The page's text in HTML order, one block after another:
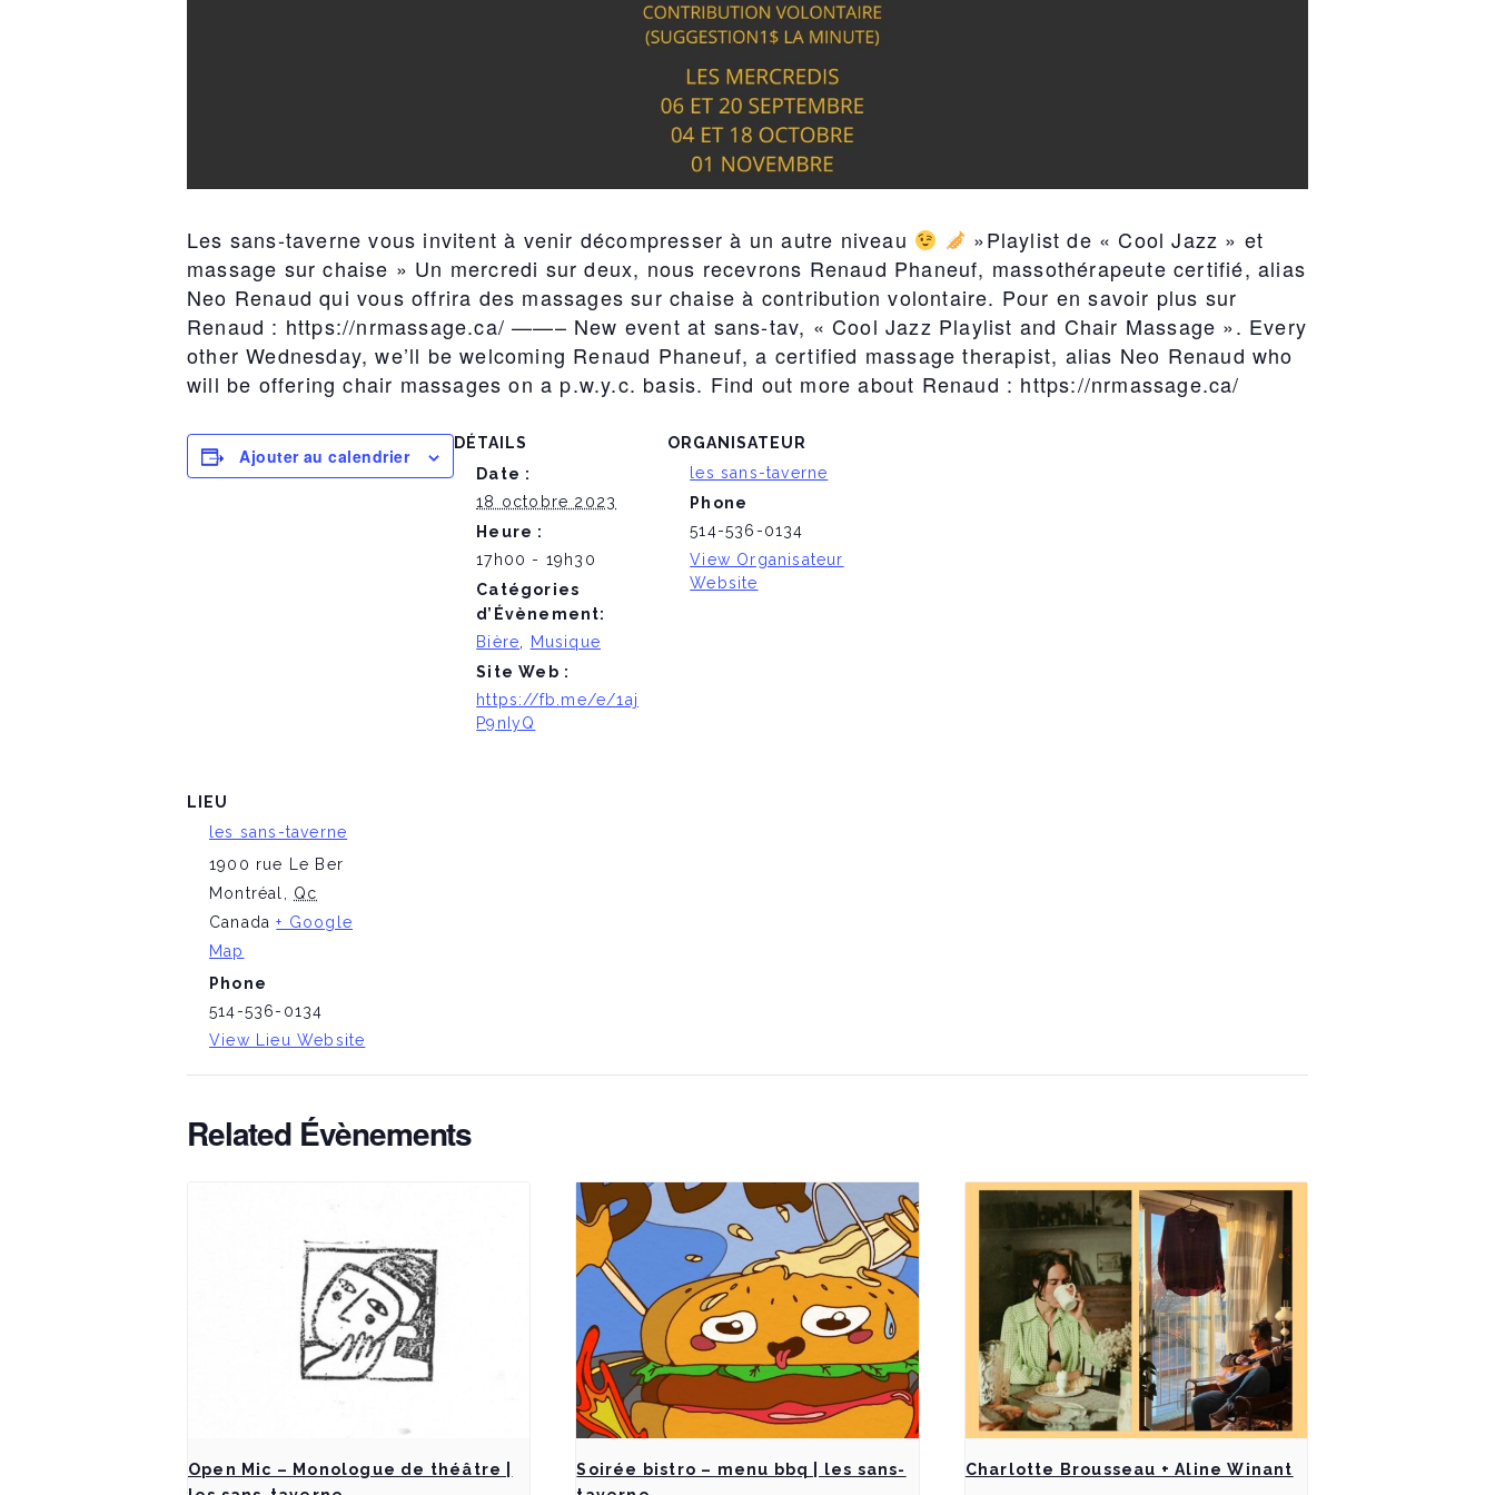
Les sans-taverne vous invitent à venir décompresser à un autre niveau
»Playlist de « Cool Jazz » et
massage sur chaise » Un mercredi sur deux, nous recevrons Renaud Phaneuf, massothérapeute certifié, alias
Neo Renaud qui vous offrira des massages sur chaise à contribution volontaire. Pour en savoir plus sur
Renaud : https://nrmassage.ca/ ——– New event at sans-tav, « Cool Jazz Playlist and Chair Massage ». Every
other Wednesday, we’ll be welcoming Renaud Phaneuf, a certified massage therapist, alias Neo Renaud who
will be offering chair massages on a p.w.y.c. basis. Find out more about Renaud : https://nrmassage.ca/
Ajouter au calendrier
DÉTAILS
Date :
18 octobre 2023
Heure :
17h00 - 19h30
Catégories
d’Évènement:
Bière
Musique
Site Web :
https://fb.me/e/1aj
P9nIyQ
ORGANISATEUR
les sans-taverne
Phone
514-536-0134
View Organisateur
Website
LIEU
les sans-taverne
1900 rue Le Ber
Montréal
Qc
Canada + Google
Map
Phone
514-536-0134
View Lieu Website
Related Évènements
Open Mic – Monologue de théâtre |
Soirée bistro – menu bbq | les sans-
Charlotte Brousseau + Aline Winant